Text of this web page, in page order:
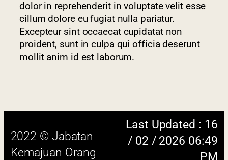
dolor in reprehenderit in voluptate velit esse
cillum dolore eu fugiat nulla pariatur.
Excepteur sint occaecat cupidatat non
proident, sunt in culpa qui officia deserunt
mollit anim id est laborum.
2022 © Jabatan
Kemajuan Orang
Laman
Last Updated : 16
/ 02 / 2026 06:49